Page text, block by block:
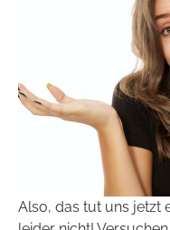
Also, das tut uns jetzt